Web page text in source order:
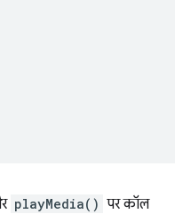
playMedia() पर कॉल